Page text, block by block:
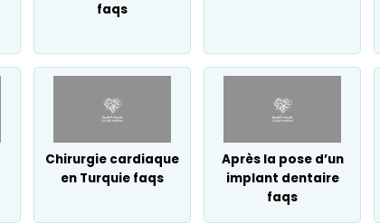
faqs
Chirurgie cardiaque
en Turquie faqs
Après la pose d’un
implant dentaire
faqs